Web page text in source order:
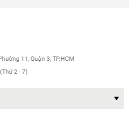
11, Quận 3, TP.HCM
2 - 7)